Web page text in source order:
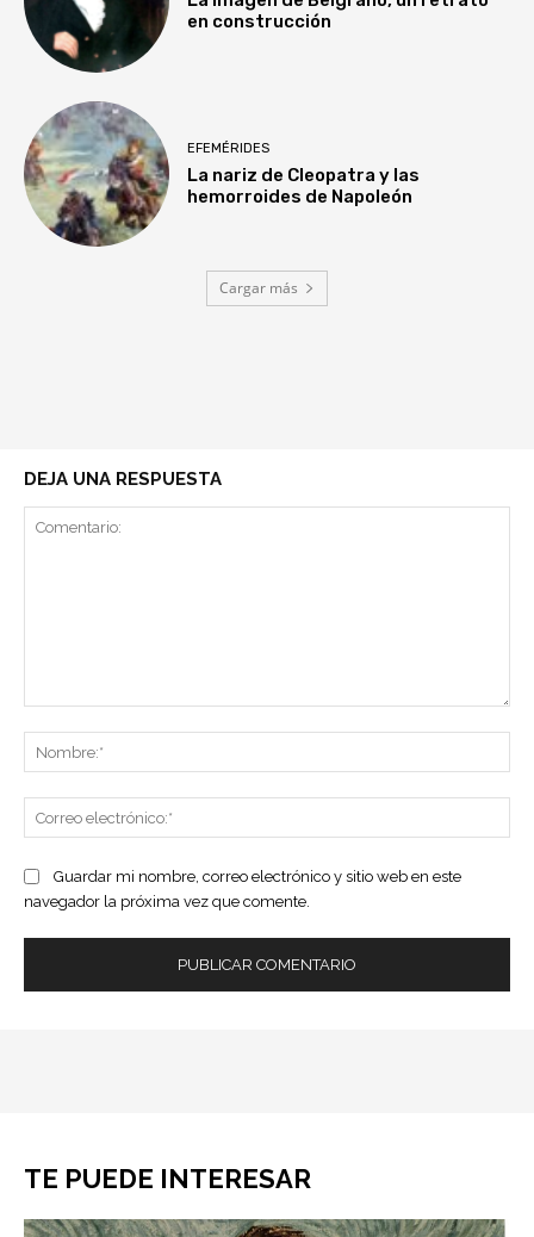
en construcción
EFEMÉRIDES
La nariz de Cleopatra y las
hemorroides de Napoleón
Cargar más
DEJA UNA RESPUESTA
Guardar mi nombre, correo electrónico y sitio web en este
navegador la próxima vez que comente.
TE PUEDE INTERESAR